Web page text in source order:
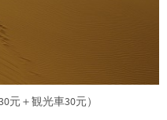
＋観光車30元）